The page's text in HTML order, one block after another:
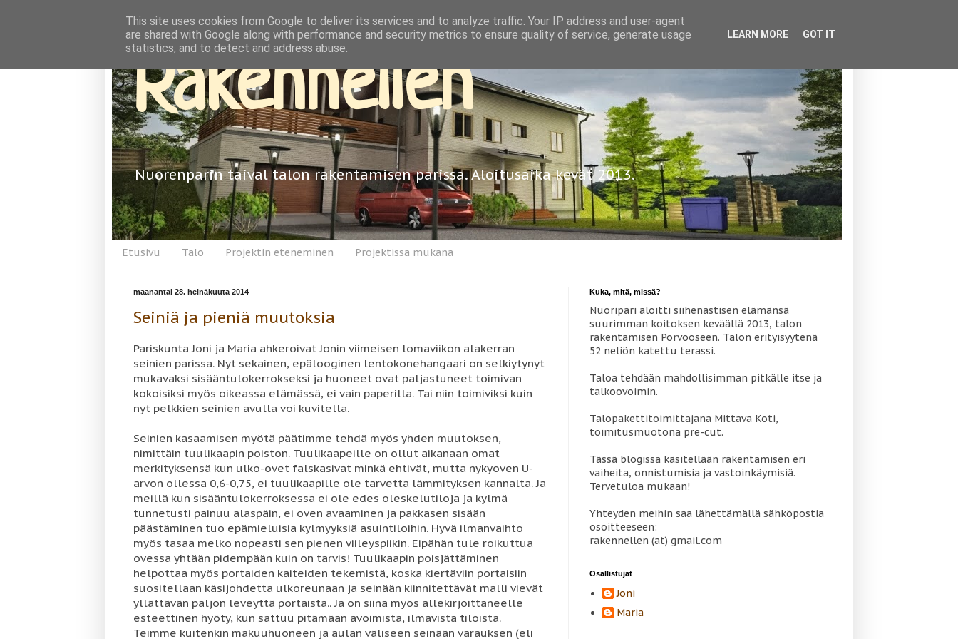
Rakennellen
Nuorenparin taival talon rakentamisen parissa. Aloitusaika kevät 2013.
Etusivu Talo Projektin eteneminen Projektissa mukana
maanantai 28. heinäkuuta 2014
Seiniä ja pieniä muutoksia
Pariskunta Joni ja Maria ahkeroivat Jonin viimeisen lomaviikon alakerran
seinien parissa. Nyt sekainen, epälooginen lentokonehangaari on selkiytynyt
mukavaksi sisääntulokerrokseksi ja huoneet ovat paljastuneet toimivan
kokoisiksi myös oikeassa elämässä, ei vain paperilla. Tai niin toimiviksi kuin
nyt pelkkien seinien avulla voi kuvitella.
Seinien kasaamisen myötä päätimme tehdä myös yhden muutoksen,
nimittäin tuulikaapin poiston. Tuulikaapeille on ollut aikanaan omat
merkityksensä kun ulko-ovet falskasivat minkä ehtivät, mutta nykyoven U-
arvon ollessa 0,6-0,75, ei tuulikaapille ole tarvetta lämmityksen kannalta. Ja
meillä kun sisääntulokerroksessa ei ole edes oleskelutiloja ja kylmä
tunnetusti painuu alaspäin, ei oven avaaminen ja pakkasen sisään
päästäminen tuo epämieluisia kylmyyksiä asuintiloihin. Hyvä ilmanvaihto
myös tasaa melko nopeasti sen pienen viileyspiikin. Eipähän tule roikuttua
ovessa yhtään pidempään kuin on tarvis! Tuulikaapin poisjättäminen
helpottaa myös portaiden kaiteiden tekemistä, koska kiertäviin portaisiin
suositellaan käsijohdetta ulkoreunaan ja seinään kiinnitettävät malli vievät
yllättävän paljon leveyttä portaista.. Ja on siinä myös allekirjoittaneelle
esteettinen hyöty, kun sattuu pitämään avoimista, ilmavista tiloista.
Teimme kuitenkin makuuhuoneen ja aulan väliseen seinään varauksen (eli
Kuka, mitä, missä?
Nuoripari aloitti siihenastisen elämänsä
suurimman koitoksen keväällä 2013, talon
rakentamisen Porvooseen. Talon erityisyytenä
52 neliön katettu terassi.
Taloa tehdään mahdollisimman pitkälle itse ja
talkoovoimin.
Talopakettitoimittajana Mittava Koti,
toimitusmuotona pre-cut.
Tässä blogissa käsitellään rakentamisen eri
vaiheita, onnistumisia ja vastoinkäymisiä.
Tervetuloa mukaan!
Yhteyden meihin saa lähettämällä sähköpostia
osoitteeseen:
rakennellen (at) gmail.com
Osallistujat
Joni
Maria
This site uses cookies from Google to deliver its services and to analyze traffic. Your IP address and user-agent
are shared with Google along with performance and security metrics to ensure quality of service, generate usage
statistics, and to detect and address abuse.
LEARN MORE GOT IT